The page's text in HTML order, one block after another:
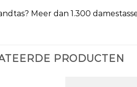
Meer dan 1.300
PRODUCTEN